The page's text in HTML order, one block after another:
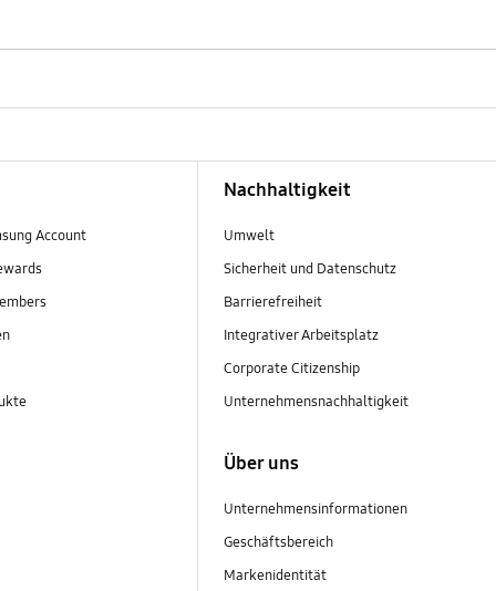
Account
Nachhaltigkeit
Umwelt
Sicherheit und Datenschutz
Barrierefreiheit
Integrativer Arbeitsplatz
Corporate Citizenship
Unternehmensnachhaltigkeit
Über uns
Unternehmensinformationen
Geschäftsbereich
Markenidentität